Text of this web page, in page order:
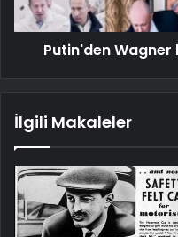
Putin'den Wagner
İlgili Makaleler